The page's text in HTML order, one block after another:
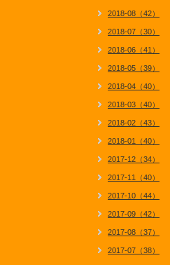
2018-08（42）
2018-07（30）
2018-06（41）
2018-05（39）
2018-04（40）
2018-03（40）
2018-02（43）
2018-01（40）
2017-12（34）
2017-11（40）
2017-10（44）
2017-09（42）
2017-08（37）
2017-07（38）